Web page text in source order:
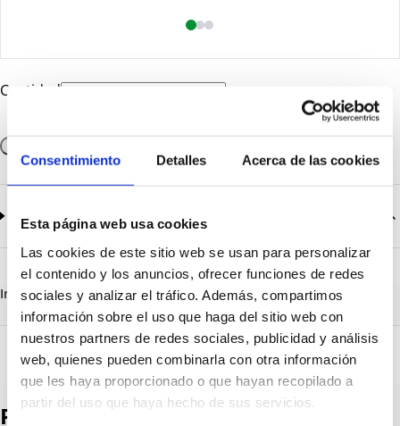
Consentimiento Detalles Acerca de las cookies
Esta página web usa cookies
Las cookies de este sitio web se usan para personalizar
el contenido y los anuncios, ofrecer funciones de redes
sociales y analizar el tráfico. Además, compartimos
información sobre el uso que haga del sitio web con
nuestros partners de redes sociales, publicidad y análisis
web, quienes pueden combinarla con otra información
que les haya proporcionado o que hayan recopilado a
partir del uso que haya hecho de sus servicios.
Cantidad
Documentación
CatalogoGeneral-EN.pdf
Descargar
Serie_1303-1308.pdf
Descargar
Información destacada Detalles técnicosVista 3D
Productos destacados